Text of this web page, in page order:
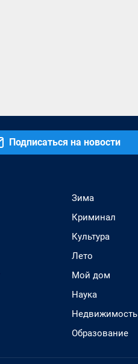
Подписаться на новости
Зима
Криминал
Культура
Лето
Мой дом
Наука
Недвижимость
Образование